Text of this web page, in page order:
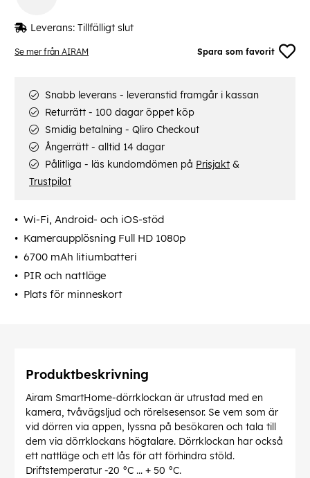
Se mer från AIRAM Spara som favorit
Wi-Fi, Android- och iOS-stöd
Kameraupplösning Full HD 1080p
6700 mAh litiumbatteri
PIR och nattläge
Plats för minneskort
Leverans: Tillfälligt slut
Snabb leverans - leveranstid framgår i kassan
Returrätt - 100 dagar öppet köp
Smidig betalning - Qliro Checkout
Ångerrätt - alltid 14 dagar
Pålitliga - läs kundomdömen på Prisjakt &
Trustpilot
Produktbeskrivning
Airam SmartHome-dörrklockan är utrustad med en
kamera, tvåvägsljud och rörelsesensor. Se vem som är
vid dörren via appen, lyssna på besökaren och tala till
dem via dörrklockans högtalare. Dörrklockan har också
ett nattläge och ett lås för att förhindra stöld.
Driftstemperatur -20 °C ... + 50 °C.